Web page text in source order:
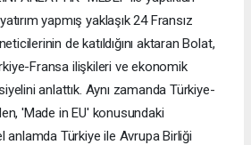
yapmış yaklaşık 24 Fransız
de katıldığını aktaran Bolat,
Fransa ilişkileri ve ekonomik
anlattık. Aynı zamanda Türkiye-
'Made in EU' konusundaki
anlamda Türkiye ile Avrupa Birliği